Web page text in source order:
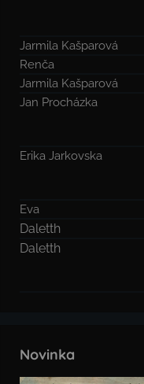
Jarmila Kašparová
Renča
Jarmila Kašparová
Jan Procházka
Erika Jarkovska
Eva
Daletth
Daletth
Novinka